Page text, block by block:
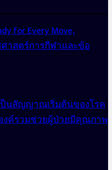
for Every Move,
ศาสตร์การกีฬาและข้อ
เป็นสัญญาณเริ่มต้นของโรค
งค์รวมช่วยผู้ป่วยมีคุณภาพ